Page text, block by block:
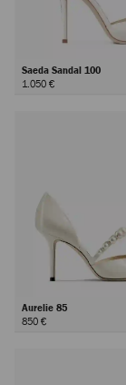
Saeda Sandal 100
1.050 €
Aurelie 85
850 €